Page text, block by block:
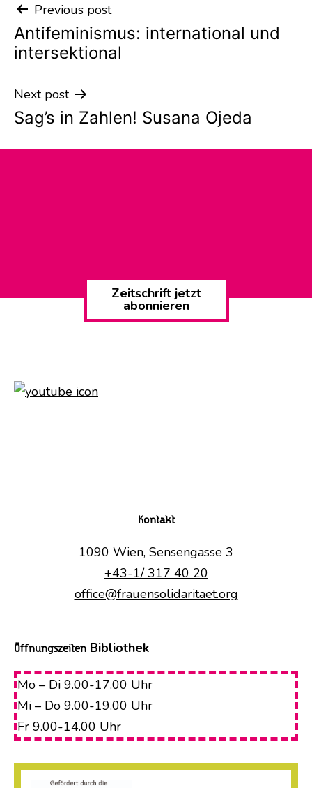
Post
navigation
Previous post
Antifeminismus: international und
intersektional
Next post
Sag’s in Zahlen! Susana Ojeda
Zeitschrift jetzt
abonnieren
Kontakt
1090 Wien, Sensengasse 3
+43-1/ 317 40 20
office@frauensolidaritaet.org
Öffnungszeiten Bibliothek
Mo – Di 9.00-17.00 Uhr
Mi – Do 9.00-19.00 Uhr
Fr 9.00-14.00 Uhr